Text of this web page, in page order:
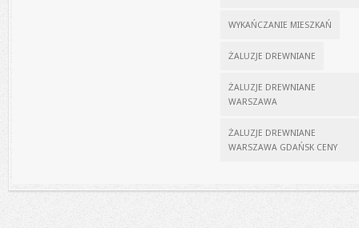
WYKAŃCZANIE MIESZKAŃ
ŻALUZJE DREWNIANE
ŻALUZJE DREWNIANE
WARSZAWA
ŻALUZJE DREWNIANE
WARSZAWA GDAŃSK CENY